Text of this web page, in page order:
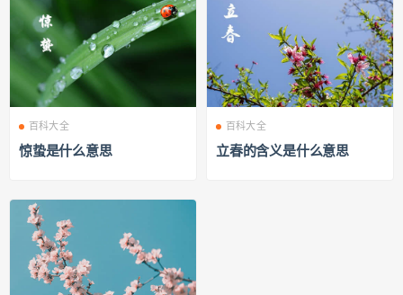
百科大全
惊蛰是什么意思
百科大全
立春的含义是什么意思